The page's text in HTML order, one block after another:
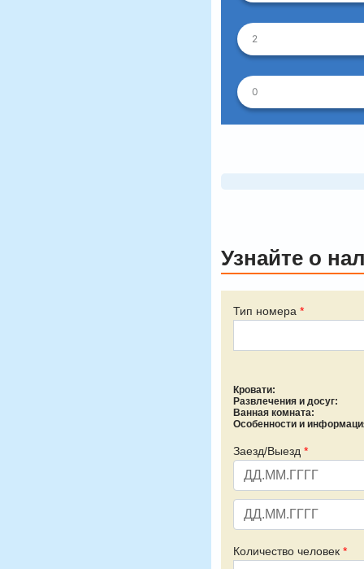
2
0
Узнайте о
Тип номера *
Кровати:
Развлечения и досуг:
Ванная комната:
Особенности и
Заезд/Выезд *
Количество человек *